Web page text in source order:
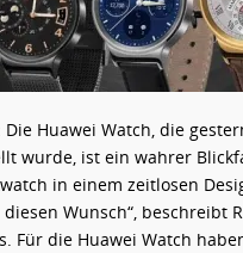
Huawei Watch, die
wurde, ist ein wahrer
in einem zeitlosen
Wunsch“, beschreibt
Für die Huawei Watch